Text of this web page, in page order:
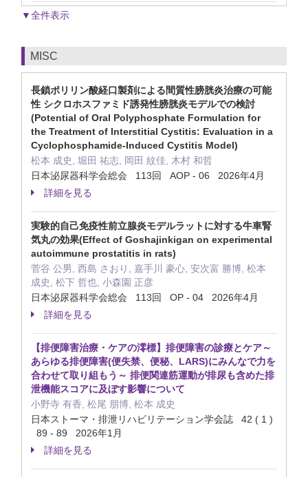
▼全件表示
MISC
長鎖ポリリン酸経口製剤による間質性膀胱炎治療の可能
性 シクロホスファミド誘発性膀胱炎モデルでの検討
(Potential of Oral Polyphosphate Formulation for
the Treatment of Interstitial Cystitis: Evaluation in a
Cyclophosphamide-Induced Cystitis Model)
松本 成史, 堀田 祐志, 岡田 紋佳, 木村 和哲
日本泌尿器科学会総会 113回 AOP - 06 2026年4月
詳細を見る
実験的自己免疫性前立腺炎モデルラットに対する牛車腎
気丸の効果(Effect of Goshajinkigan on experimental
autoimmune prostatitis in rats)
菅谷 公男, 西島 さおり, 嘉手川 豪心, 安次富 勝博, 松本
成史, 松下 哲也, 小森園 正彦
日本泌尿器科学会総会 113回 OP - 04 2026年4月
詳細を見る
【排便障害治療・ケアの澪標】排便障害の診療とケア～
あらゆる排便障害(便失禁、便秘、LARS)にみんなで力を
合わせて取り組もう～ 排便関連筋運動が排尿も含めた排
泄機能スコアに及ぼす影響について
小野寺 有香, 松尾 朋博, 松本 成史
日本ストーマ・排泄リハビリテーション学会誌 42 ( 1 )
89 - 89 2026年1月
詳細を見る